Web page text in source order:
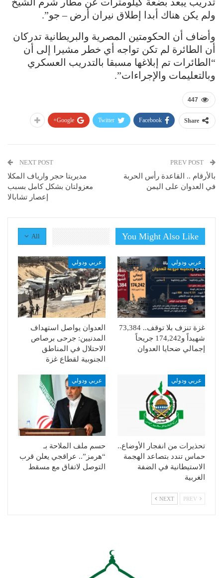
ولم يكن هناك أبدا إطلاق نيران أرض – جو”.
وأضاف أن الحكومتين المصرية والبريطانية تدركان
أن الطائرة لم تكن تواجه أي خطر مشيرا إلى أن
“الطائرات تم إبلاغها مسبقا بالتدريب العسكري
وبالتعليمات والإجراءات”.
447
Share
Facebook
Twitter
Google+
بالأرقام .. القاعدة رأس الحربة
في العدوان على اليمن
NEXT POST
مديريتا حجر وارياف المكلا
معزولتان بشكل كامل بسبب
إعصار تشابالا
All You Might Also Like
عربي ودولي
غزة تنزف بلا توقف.. 73,384
شهيداً و174,242 جريحاً
إجمالي ضحايا العدوان
عربي ودولي
العدوان يواصل استهداف
المدنيين: جرحى برصاص
الاحتلال في المناطق
الجنوبية لقطاع غزة
عربي ودولي
تحذيرات من انفجار الأوضاع..
حماس تندد بتصاعد الهجمة
الاستيطانية في الضفة
الغربية
عربي ودولي
حسم ملف الملاحة بـ
“هرمز”.. عراقجي يعلن قرب
التوصل لاتفاق مع مسقط
NEXT